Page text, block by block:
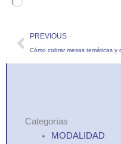
Cargando...
Prev
PREVIOUS
Categorías
MODALIDAD